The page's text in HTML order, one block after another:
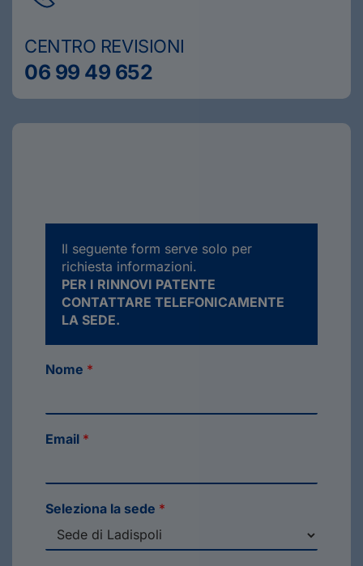
CENTRO REVISIONI
06 99 49 652
Il seguente form serve solo per
richiesta informazioni.
PER I RINNOVI PATENTE
CONTATTARE TELEFONICAMENTE
LA SEDE.
Nome *
Email *
Seleziona la sede *